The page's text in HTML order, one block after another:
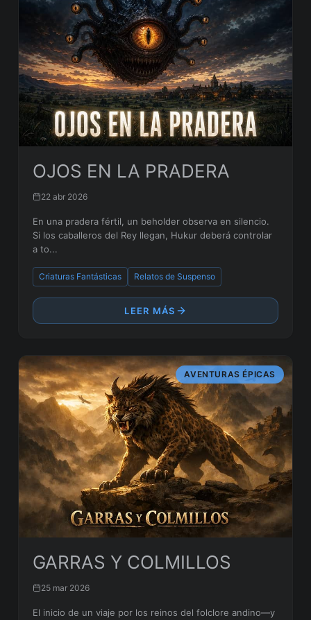
OJOS EN LA PRADERA
22 abr 2026
En una pradera fértil, un beholder observa en silencio.
Si los caballeros del Rey llegan, Hukur deberá controlar
a to...
Criaturas Fantásticas Relatos de Suspenso
LEER MÁS
AVENTURAS ÉPICAS
GARRAS Y COLMILLOS
25 mar 2026
El inicio de un viaje por los reinos del folclore andino—y